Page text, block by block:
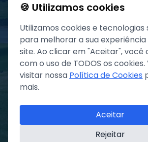
Grupo REAL. Todos os
🍪 Utilizamos cookies
Utilizamos cookies e
para melhorar a sua experiência
site. Ao clicar em "Aceitar", você
com o uso de TODOS os
visitar nossa Política de Cookies
mais.
Aceitar
Rejeitar